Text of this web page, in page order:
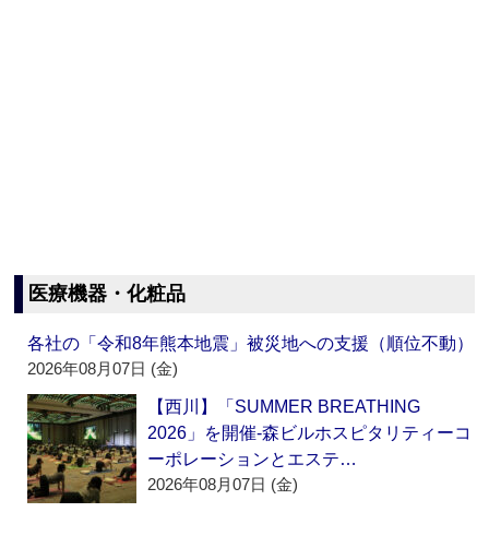
医療機器・化粧品
各社の「令和8年熊本地震」被災地への支援（順位不動）
2026年08月07日 (金)
【西川】「SUMMER BREATHING
2026」を開催‐森ビルホスピタリティーコ
ーポレーションとエステ…
2026年08月07日 (金)